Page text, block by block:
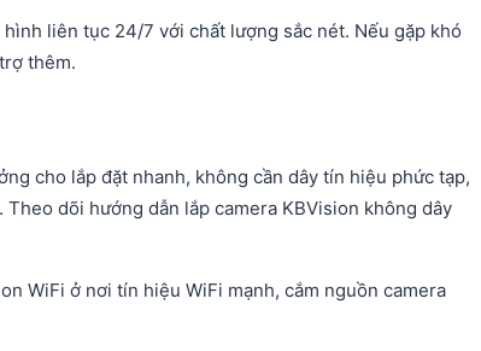
liên tục 24/7 với chất lượng sắc nét. Nếu gặp khó
thêm.
cho lắp đặt nhanh, không cần dây tín hiệu phức tạp,
dõi hướng dẫn lắp camera KBVision không dây
WiFi ở nơi tín hiệu WiFi mạnh, cắm nguồn camera